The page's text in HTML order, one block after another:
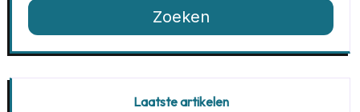
Zoeken
Laatste artikelen